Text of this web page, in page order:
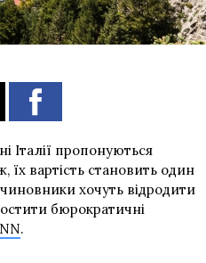
Італії пропонуються
їх вартість становить один
хочуть відродити
бюрократичні
.